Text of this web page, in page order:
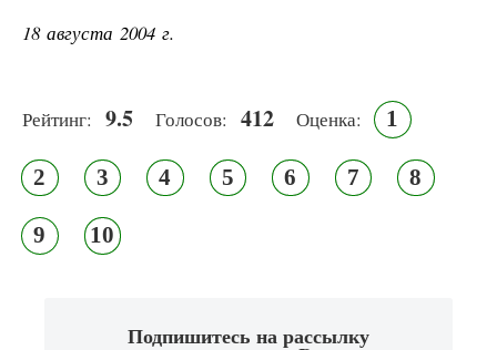
18 августа 2004 г.
Рейтинг: 9.5 Голосов: 412 Оценка: 1
2 3 4 5 6 7 8
9 10
Подпишитесь на рассылку